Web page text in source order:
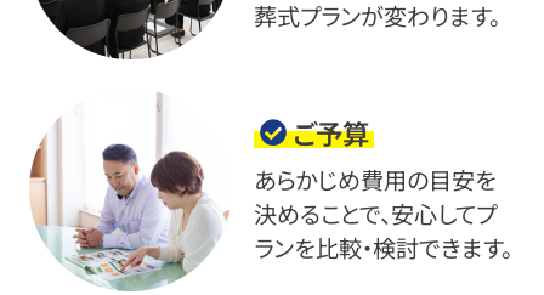
葬式プランが変わります。
ご予算
あらかじめ費用の目安を
決めることで、安心してプ
ランを比較・検討できます。